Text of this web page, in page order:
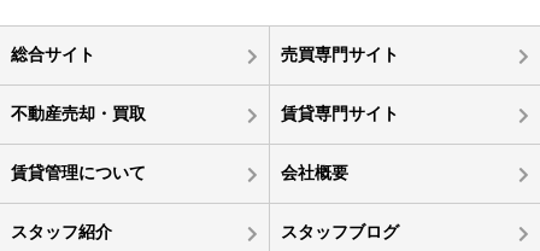
総合サイト 売買専門サイト
不動産売却・買取 賃貸専門サイト
賃貸管理について 会社概要
スタッフ紹介 スタッフブログ